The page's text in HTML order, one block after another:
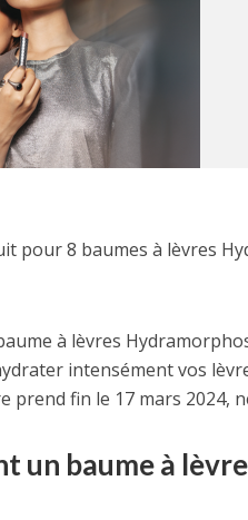
pour 8 baumes à lèvres
à lèvres
intensément vos
fin le 17 mars 2024,
un baume à